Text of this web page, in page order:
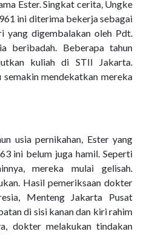
Ester. Singkat cerita, Ungke
ini diterima bekerja sebagai
digembalakan oleh Pdt.
beribadah. Beberapa tahun
kuliah di STII Jakarta.
mendekatkan mereka
usia pernikahan, Ester yang
ini belum juga hamil. Seperti
mereka mulai gelisah.
Hasil pemeriksaan dokter
Menteng Jakarta Pusat
di sisi kanan dan kiri rahim
dokter melakukan tindakan